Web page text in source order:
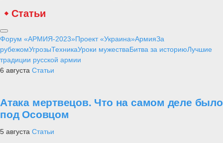
Статьи
Форум «АРМИЯ-2023»Проект «Украина»АрмияЗа
рубежомУгрозыТехникаУроки мужестваБитва за историюЛучшие
традиции русской армии
6 августа Статьи
Атака мертвецов. Что на самом деле было
под Осовцом
5 августа Статьи